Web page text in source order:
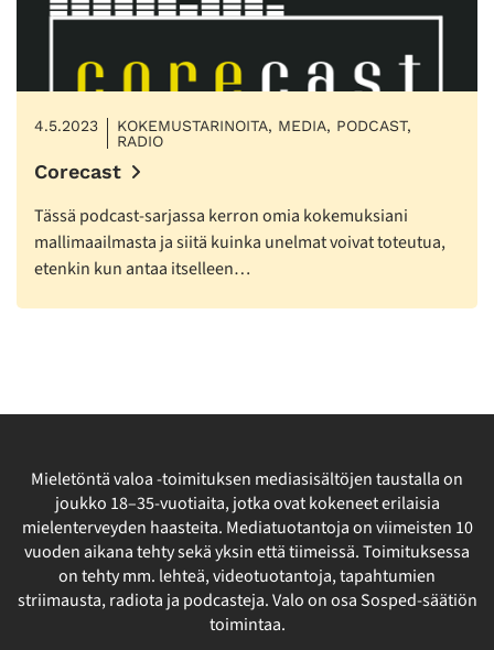
4.5.2023
KOKEMUSTARINOITA, MEDIA, PODCAST,
RADIO
Corecast
Tässä podcast-sarjassa kerron omia kokemuksiani
mallimaailmasta ja siitä kuinka unelmat voivat toteutua,
etenkin kun antaa itselleen…
Mieletöntä valoa -toimituksen mediasisältöjen taustalla on
joukko 18–35-vuotiaita, jotka ovat kokeneet erilaisia
mielenterveyden haasteita. Mediatuotantoja on viimeisten 10
vuoden aikana tehty sekä yksin että tiimeissä. Toimituksessa
on tehty mm. lehteä, videotuotantoja, tapahtumien
striimausta, radiota ja podcasteja. Valo on osa Sosped-säätiön
toimintaa.